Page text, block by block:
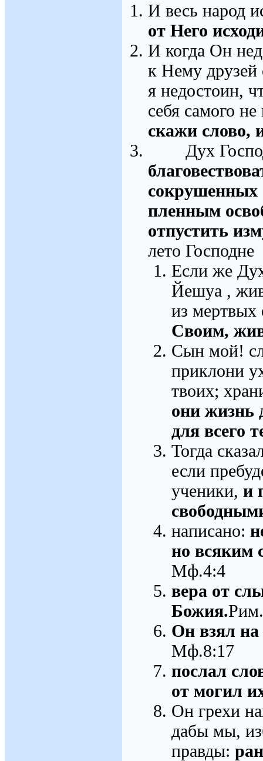
И весь народ
от Него
И когда Он
к Нему друзей
я недостоин,
себя самого
скажи слово,
Дух
пленным
отпустить
лето
Если же
Йешуа ,
из мертвых
Своим,
Сын мой!
приклони
твоих;
они жизнь
для всего
Тогда
если
ученики, и
написано:
но всяким
Мф.4:4
вера от
Божия.
Он взял
Мф.8:17
послал
от могил
Он грехи
дабы мы,
правды: